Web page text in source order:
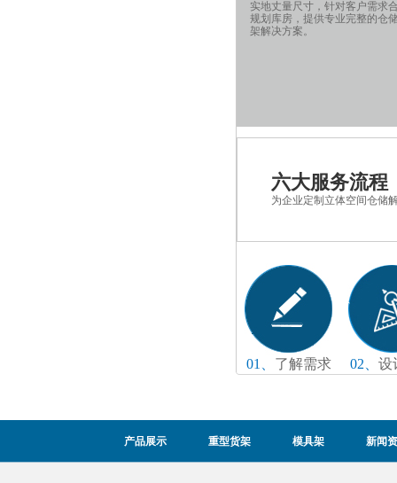
实地丈量尺寸，针对客户需求
规划库房，提供专业完整的仓
架解决方案。
六大服务流程
为企业定制立体空间仓储
01、 了解需求 02、 设
产品展示 重型货架 模具架 新闻